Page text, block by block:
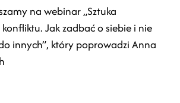
na webinar „Sztuka
Jak zadbać o siebie i nie
innych”, który poprowadzi Anna